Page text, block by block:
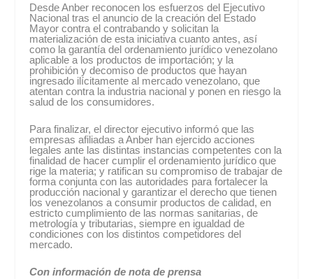
Desde Anber reconocen los esfuerzos del Ejecutivo
Nacional tras el anuncio de la creación del Estado
Mayor contra el contrabando y solicitan la
materialización de esta iniciativa cuanto antes, así
como la garantía del ordenamiento jurídico venezolano
aplicable a los productos de importación; y la
prohibición y decomiso de productos que hayan
ingresado ilícitamente al mercado venezolano, que
atentan contra la industria nacional y ponen en riesgo la
salud de los consumidores.
Para finalizar, el director ejecutivo informó que las
empresas afiliadas a Anber han ejercido acciones
legales ante las distintas instancias competentes con la
finalidad de hacer cumplir el ordenamiento jurídico que
rige la materia; y ratifican su compromiso de trabajar de
forma conjunta con las autoridades para fortalecer la
producción nacional y garantizar el derecho que tienen
los venezolanos a consumir productos de calidad, en
estricto cumplimiento de las normas sanitarias, de
metrología y tributarias, siempre en igualdad de
condiciones con los distintos competidores del
mercado.
Con información de nota de prensa